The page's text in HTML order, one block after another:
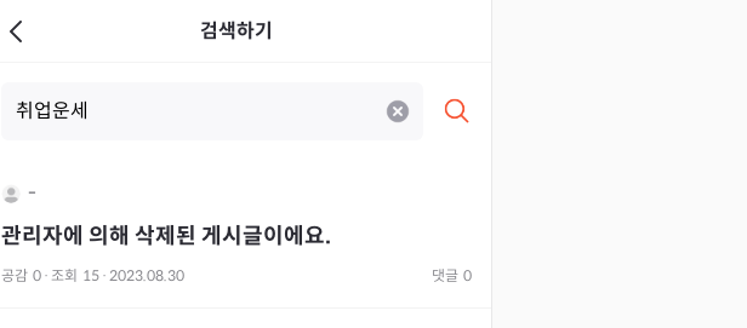
검색하기
-
관리자에 의해 삭제된 게시글이에요.
공감 0 · 조회 15 · 2023.08.30 댓글 0